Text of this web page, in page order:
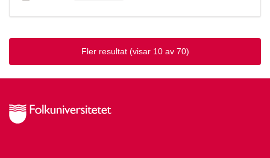
Fler resultat (visar 10 av 70)